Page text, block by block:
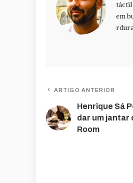
táctil
em
ARTIGO ANTERIOR
Henrique Sá
dar um jantar
Room